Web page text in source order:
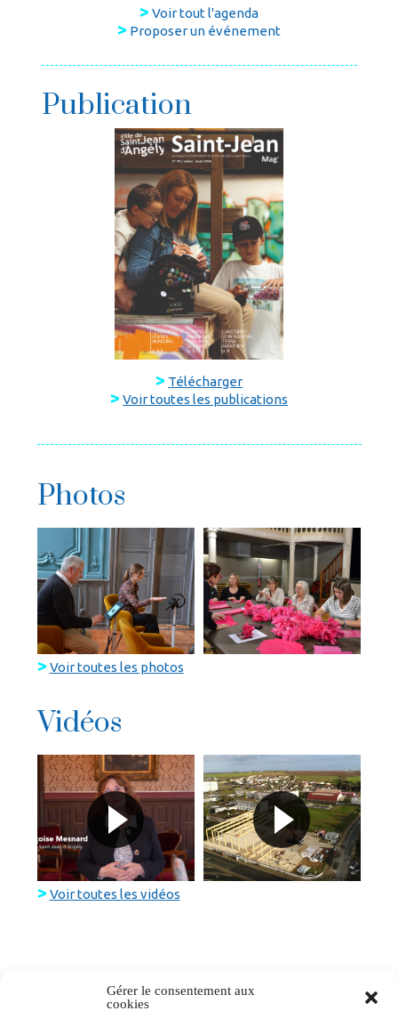
Gérer le consentement aux
cookies
> Voir tout l'agenda
> Proposer un événement
Publication
> Télécharger
> Voir toutes les publications
Photos
> Voir toutes les photos
Vidéos
> Voir toutes les vidéos